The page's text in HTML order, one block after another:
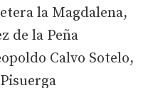
la Magdalena,
de la Peña
Calvo Sotelo,